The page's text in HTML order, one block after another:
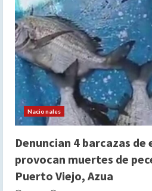
Nacionales
Denuncian 4 barcazas
provocan muertes de
Puerto Viejo, Azua